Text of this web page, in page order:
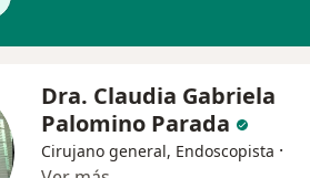
Dra. Claudia Gabriela
Palomino Parada
Cirujano general, Endoscopista ·